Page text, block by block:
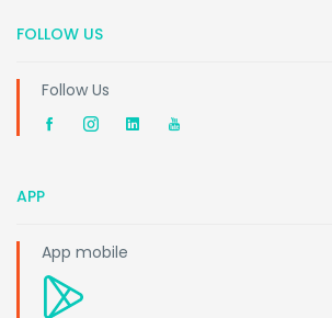
FOLLOW US
Follow Us
APP
App mobile